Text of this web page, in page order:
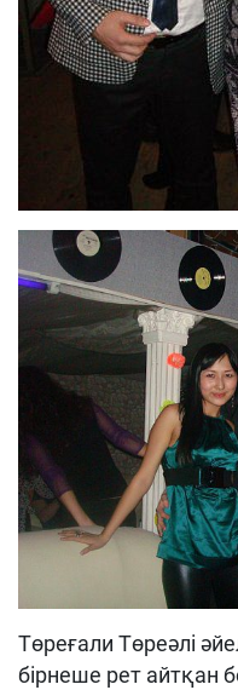
Төреғали Төреәлі
бірнеше рет айтқан